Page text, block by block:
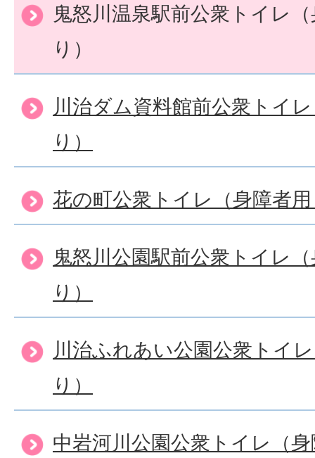
鬼怒川温泉駅前公衆トイレ
り）
川治ダム資料館前公衆トイ
り）
花の町公衆トイレ（身障者
鬼怒川公園駅前公衆トイレ
り）
川治ふれあい公園公衆トイ
り）
中岩河川公園公衆トイレ（